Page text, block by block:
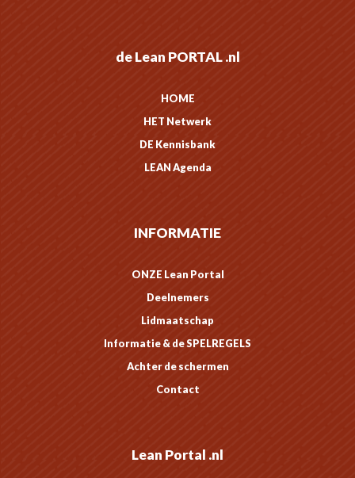
de Lean PORTAL .nl
HOME
HET Netwerk
DE Kennisbank
LEAN Agenda
INFORMATIE
ONZE Lean Portal
Deelnemers
Lidmaatschap
Informatie & de SPELREGELS
Achter de schermen
Contact
Lean Portal .nl